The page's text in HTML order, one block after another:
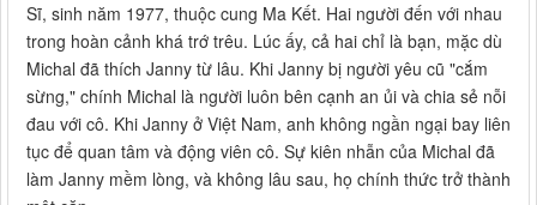
Sĩ, sinh năm 1977, thuộc cung Ma Kết. Hai người đến với nhau
trong hoàn cảnh khá trớ trêu. Lúc ấy, cả hai chỉ là bạn, mặc dù
Michal đã thích Janny từ lâu. Khi Janny bị người yêu cũ "cắm
sừng," chính Michal là người luôn bên cạnh an ủi và chia sẻ nỗi
đau với cô. Khi Janny ở Việt Nam, anh không ngần ngại bay liên
tục để quan tâm và động viên cô. Sự kiên nhẫn của Michal đã
làm Janny mềm lòng, và không lâu sau, họ chính thức trở thành